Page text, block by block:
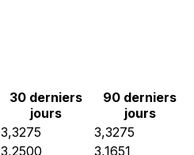
30 derniers
jours
90 derniers
jours
3,3275
3,3275
3,2500
3,1651